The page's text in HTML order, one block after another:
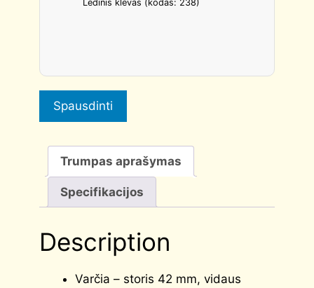
Ledinis klevas (kodas: 238)
Spausdinti
Trumpas aprašymas
Specifikacijos
Description
Varčia – storis 42 mm, vidaus